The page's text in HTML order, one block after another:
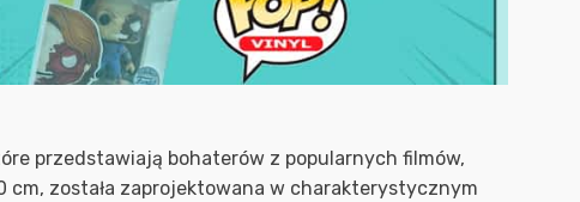
przedstawiają bohaterów z popularnych filmów,
cm, została zaprojektowana w charakterystycznym